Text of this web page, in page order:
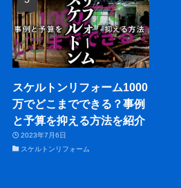
スケルトンリフォーム1000
万でどこまでできる？事例
と予算を抑える方法を紹介
2023年7月6日
スケルトンリフォーム